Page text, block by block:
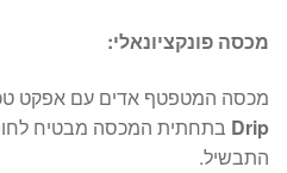
מכסה פונקציונאלי:
מכסה המטפטף אדים עם אפקט
Drip בתחתית המכסה מבטיח
התבשיל.